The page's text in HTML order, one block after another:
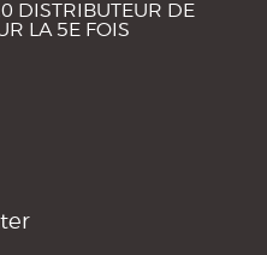
DISTRIBUTEUR DE
LA 5E FOIS